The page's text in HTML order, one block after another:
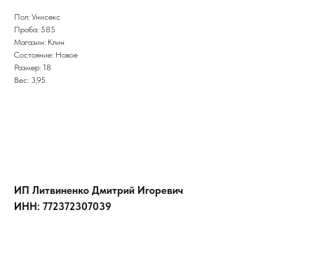
Пол: Унисекс
Проба: 585
Магазин: Клин
Состояние: Новое
Размер: 18
Вес: 3,95
ИП Литвиненко Дмитрий Игоревич
ИНН: 772372307039